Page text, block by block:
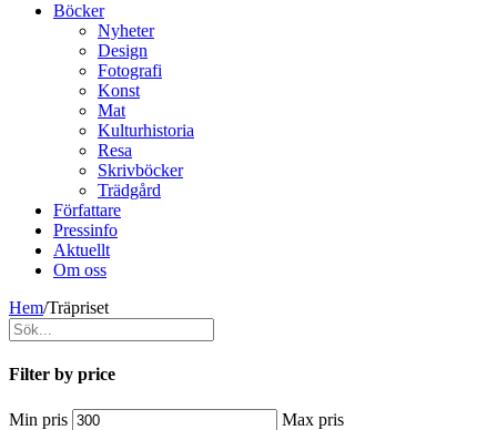
Böcker
Nyheter
Design
Fotografi
Konst
Mat
Kulturhistoria
Resa
Skrivböcker
Trädgård
Författare
Pressinfo
Aktuellt
Om oss
Hem/Träpriset
Filter by price
Min pris Max pris